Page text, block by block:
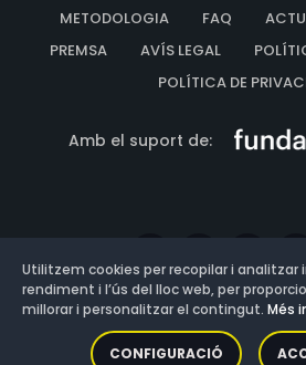
METODOLOGIA FAQ
PREMSA
AVÍS LEGAL
POLÍTICA DE
Amb el suport de:
Versió:
Utilitzem cookies per recopilar i analitzar
rendiment i l’ús del lloc web, per
millorar i personalitzar el contingut. Més
CONFIGURACIÓ